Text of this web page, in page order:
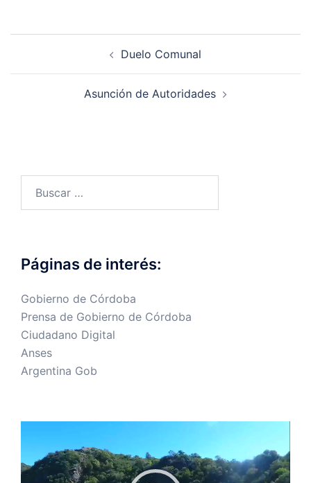
Duelo Comunal
Asunción de Autoridades
Páginas de interés:
Gobierno de Córdoba
Prensa de Gobierno de Córdoba
Ciudadano Digital
Anses
Argentina Gob
vídeo